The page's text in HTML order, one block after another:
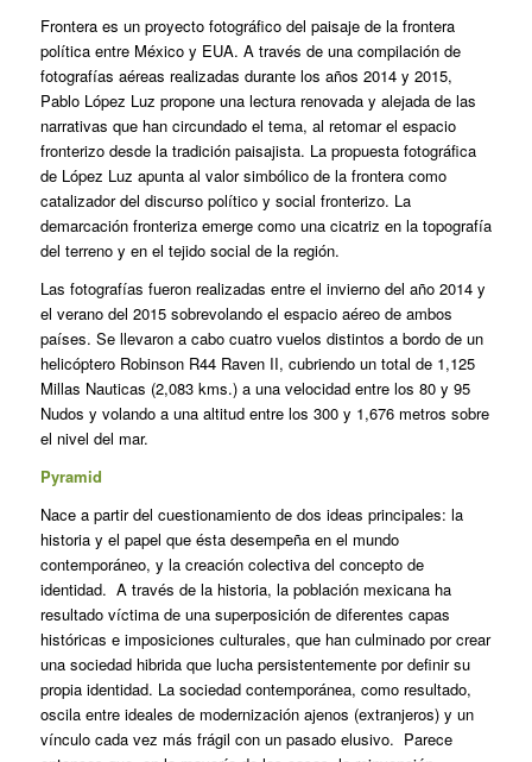
Frontera es un proyecto fotográfico del paisaje de la frontera
política entre México y EUA. A través de una compilación de
fotografías aéreas realizadas durante los años 2014 y 2015,
Pablo López Luz propone una lectura renovada y alejada de las
narrativas que han circundado el tema, al retomar el espacio
fronterizo desde la tradición paisajista. La propuesta fotográfica
de López Luz apunta al valor simbólico de la frontera como
catalizador del discurso político y social fronterizo. La
demarcación fronteriza emerge como una cicatriz en la topografía
del terreno y en el tejido social de la región.
Las fotografías fueron realizadas entre el invierno del año 2014 y
el verano del 2015 sobrevolando el espacio aéreo de ambos
países. Se llevaron a cabo cuatro vuelos distintos a bordo de un
helicóptero Robinson R44 Raven II, cubriendo un total de 1,125
Millas Nauticas (2,083 kms.) a una velocidad entre los 80 y 95
Nudos y volando a una altitud entre los 300 y 1,676 metros sobre
el nivel del mar.
Pyramid
Nace a partir del cuestionamiento de dos ideas principales: la
historia y el papel que ésta desempeña en el mundo
contemporáneo, y la creación colectiva del concepto de
identidad. A través de la historia, la población mexicana ha
resultado víctima de una superposición de diferentes capas
históricas e imposiciones culturales, que han culminado por crear
una sociedad hibrida que lucha persistentemente por definir su
propia identidad. La sociedad contemporánea, como resultado,
oscila entre ideales de modernización ajenos (extranjeros) y un
vínculo cada vez más frágil con un pasado elusivo. Parece